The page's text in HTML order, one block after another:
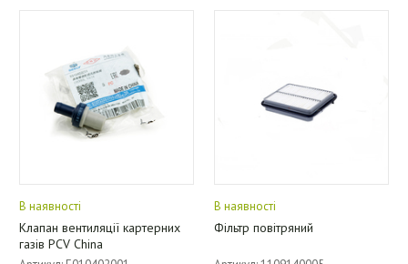
В наявності
Клапан вентиляції картерних
газів PCV China
В наявності
Фільтр повітряний